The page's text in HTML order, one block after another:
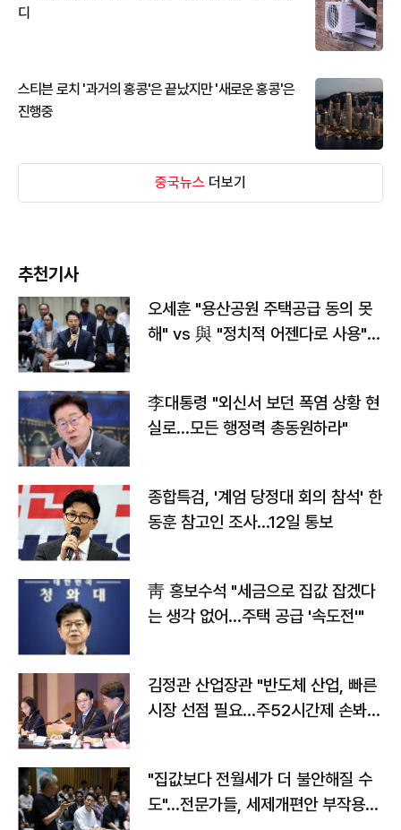
디
스티븐 로치 '과거의 홍콩'은 끝났지만 '새로운 홍콩'은
진행중
중국뉴스 더보기
추천기사
오세훈 "용산공원 주택공급 동의 못
해" vs 與 "정치적 어젠다로 사용"
李대통령 "외신서 보던 폭염 상황 현
실로…모든 행정력 총동원하라"
종합특검, '계엄 당정대 회의 참석' 한
동훈 참고인 조사...12일 통보
靑 홍보수석 "세금으로 집값 잡겠다
는 생각 없어…주택 공급 '속도전'"
김정관 산업장관 "반도체 산업, 빠른
시장 선점 필요…주52시간제 손봐
"집값보다 전월세가 더 불안해질 수
도"…전문가들, 세제개편안 부작용